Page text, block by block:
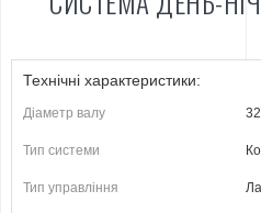
Технічні характеристики:
Діаметр валу
Тип системи
Тип управління